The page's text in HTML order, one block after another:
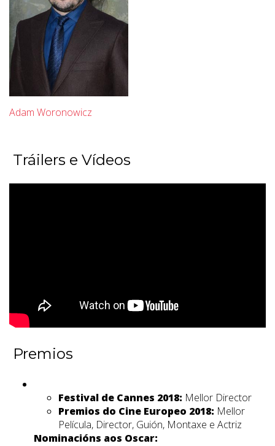
Adam Woronowicz
Tráilers e Vídeos
Premios
Festival de Cannes 2018: Mellor Director
Premios do Cine Europeo 2018: Mellor
Película, Director, Guión, Montaxe e Actriz
Nominacións aos Oscar: